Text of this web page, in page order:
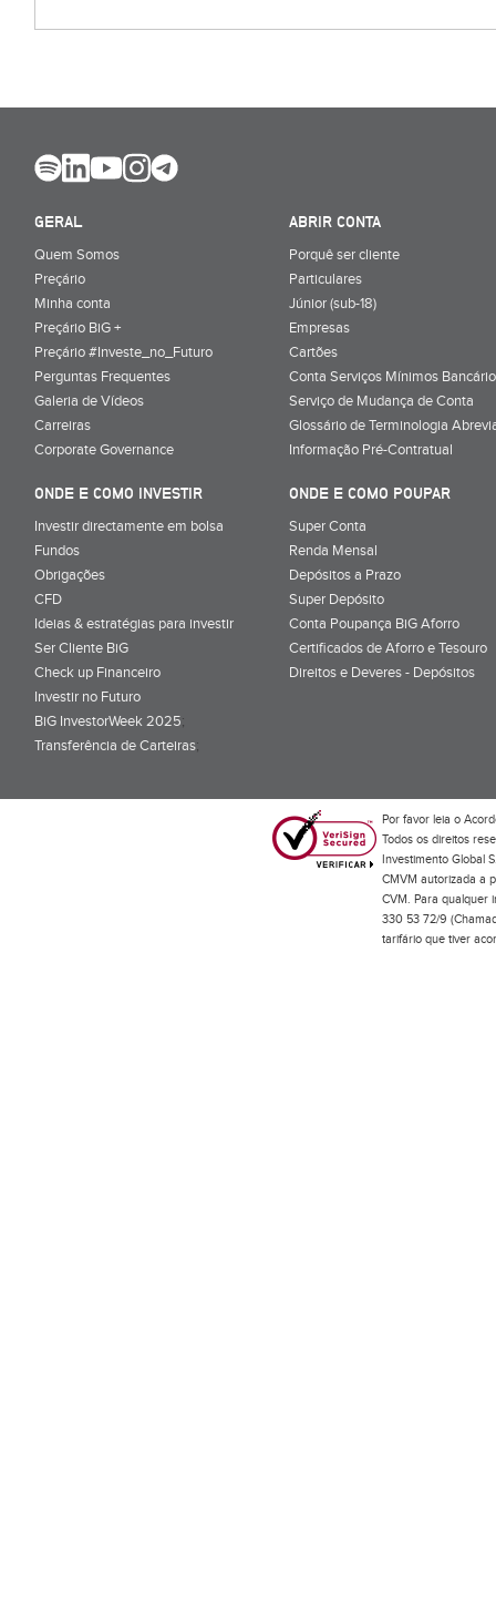
GERAL
Quem Somos
Preçário
Minha conta
Preçário BiG +
Preçário #Investe_no_Futuro
Perguntas Frequentes
Galeria de Vídeos
Carreiras
Corporate Governance
ABRIR CONTA
Porquê ser cliente
Particulares
Júnior (sub-18)
Empresas
Cartões
Conta Serviços Mínimos
Serviço de Mudança de Conta
Glossário de Terminologia
Informação Pré-Contratual
ONDE E COMO INVESTIR
Investir directamente em bolsa
Fundos
Obrigações
CFD
Ideias & estratégias para investir
Ser Cliente BiG
Check up Financeiro
Investir no Futuro
BiG InvestorWeek 2025;
Transferência de Carteiras;
ONDE E COMO POUPAR
Super Conta
Renda Mensal
Depósitos a Prazo
Super Depósito
Conta Poupança BiG Aforro
Certificados de Aforro e Tesouro
Direitos e Deveres - Depósitos
Por favor leia o
Todos os direitos
Investimento Global
CMVM autorizada a
CVM. Para qualquer
330 53 72/9
tarifário que tiver